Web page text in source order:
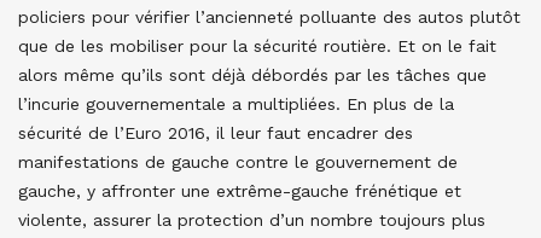
policiers pour vérifier l’ancienneté polluante des autos plutôt
que de les mobiliser pour la sécurité routière. Et on le fait
alors même qu’ils sont déjà débordés par les tâches que
l’incurie gouvernementale a multipliées. En plus de la
sécurité de l’Euro 2016, il leur faut encadrer des
manifestations de gauche contre le gouvernement de
gauche, y affronter une extrême-gauche frénétique et
violente, assurer la protection d’un nombre toujours plus